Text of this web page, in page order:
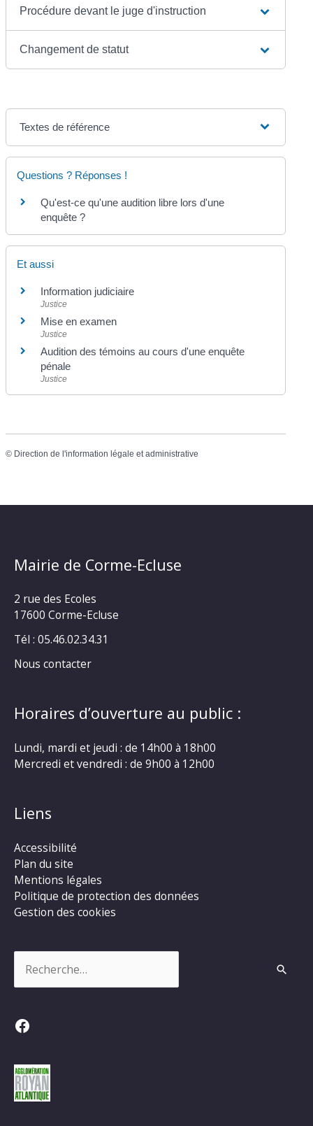
Procédure devant le juge d'instruction
Changement de statut
Textes de référence
Questions ? Réponses !
Qu'est-ce qu'une audition libre lors d'une
enquête ?
Et aussi
Information judiciaire
Justice
Mise en examen
Justice
Audition des témoins au cours d'une enquête
pénale
Justice
© Direction de l'information légale et administrative
Mairie de Corme-Ecluse
2 rue des Ecoles
17600 Corme-Ecluse
Tél : 05.46.02.34.31
Nous contacter
Horaires d’ouverture au public :
Lundi, mardi et jeudi : de 14h00 à 18h00
Mercredi et vendredi : de 9h00 à 12h00
Liens
Accessibilité
Plan du site
Mentions légales
Politique de protection des données
Gestion des cookies
Facebook